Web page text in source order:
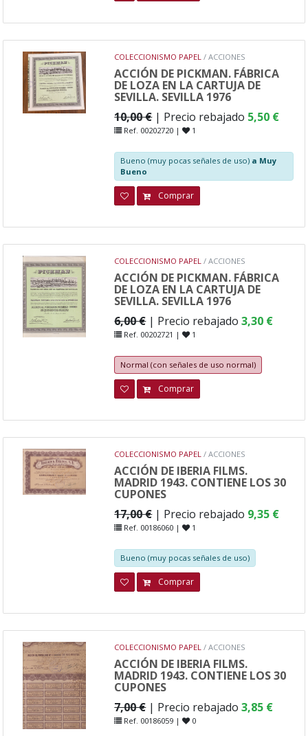
COLECCIONISMO PAPEL / ACCIONES
ACCIÓN DE PICKMAN. FÁBRICA
DE LOZA EN LA CARTUJA DE
SEVILLA. SEVILLA 1976
10,00 € | Precio rebajado 5,50 €
Ref. 00202720 | 1
Bueno (muy pocas señales de uso) a Muy
Bueno
Comprar
COLECCIONISMO PAPEL / ACCIONES
ACCIÓN DE PICKMAN. FÁBRICA
DE LOZA EN LA CARTUJA DE
SEVILLA. SEVILLA 1976
6,00 € | Precio rebajado3,30 €
Ref. 00202721 | 1
Normal (con señales de uso normal)
Comprar
COLECCIONISMO PAPEL / ACCIONES
ACCIÓN DE IBERIA FILMS.
MADRID 1943. CONTIENE LOS 30
CUPONES
17,00 € | Precio rebajado 9,35 €
Ref. 00186060 | 1
Bueno (muy pocas señales de uso)
Comprar
COLECCIONISMO PAPEL / ACCIONES
ACCIÓN DE IBERIA FILMS.
MADRID 1943. CONTIENE LOS 30
CUPONES
7,00 € | Precio rebajado3,85 €
Ref. 00186059 | 0